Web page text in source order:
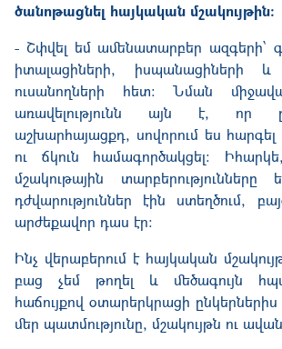
ծանոթացնել հայկական մշակույթին։
- Շփվել եմ ամենատարբեր ազգերի՝
իտալացիների, իսպանացիների և
ուսանողների հետ։ Նման
առավելությունն այն է, որ
աշխարհայացքդ, սովորում ես հարգել
ու ճկուն համագործակցել։
մշակութային տարբերությունները
դժվարություններ էին ստեղծում,
արժեքավոր դաս էր։
Ինչ վերաբերում է հայկական
բաց չեմ թողել և մեծագույն
հաճույքով օտարերկրացի ընկերներիս
մեր պատմությունը, մշակույթն ու